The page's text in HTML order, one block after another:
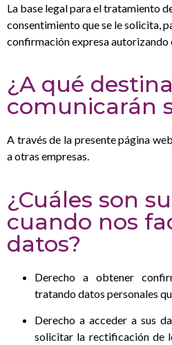
La base legal para el tratamiento
consentimiento que se le solicita,
confirmación expresa autorizando
¿A qué
comunicarán
A través de la presente página
a otras empresas.
¿Cuáles son
cuando nos
datos?
Derecho a obtener
tratando datos personales
Derecho a acceder a sus
solicitar la rectificación de